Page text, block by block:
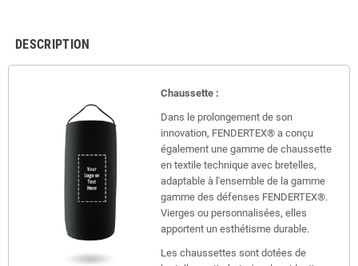
DESCRIPTION
Chaussette :
Dans le prolongement de son
innovation, FENDERTEX® a conçu
également une gamme de chaussette
en textile technique avec bretelles,
adaptable à l'ensemble de la gamme
gamme des défenses FENDERTEX®.
Vierges ou personnalisées, elles
apportent un esthétisme durable.
Les chaussettes sont dotées de